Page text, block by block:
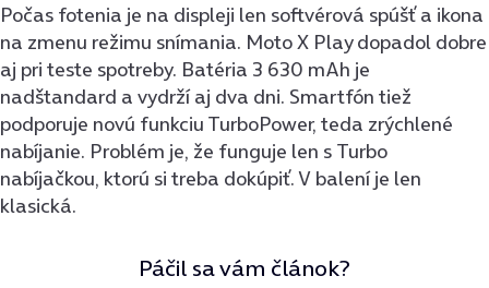
Počas fotenia je na displeji len softvérová spúšť a ikona
na zmenu režimu snímania. Moto X Play dopadol dobre
aj pri teste spotreby. Batéria 3 630 mAh je
nadštandard a vydrží aj dva dni. Smartfón tiež
podporuje novú funkciu TurboPower, teda zrýchlené
nabíjanie. Problém je, že funguje len s Turbo
nabíjačkou, ktorú si treba dokúpiť. V balení je len
klasická.
Páčil sa vám článok?